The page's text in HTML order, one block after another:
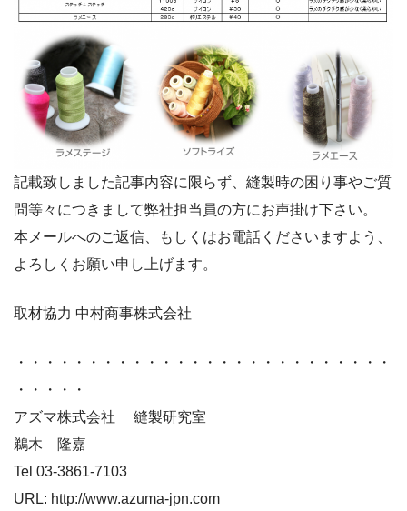
記載致しました記事内容に限らず、縫製時の困り事やご質
問等々につきまして弊社担当員の方にお声掛け下さい。
本メールへのご返信、もしくはお電話くださいますよう、
よろしくお願い申し上げます。
取材協力 中村商事株式会社
・・・・・・・・・・・・・・・・・・・・・・・・・・
・・・・・
アズマ株式会社 縫製研究室
鵜木 隆嘉
Tel 03-3861-7103
URL: http://www.azuma-jpn.com